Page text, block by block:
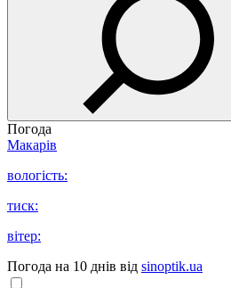
Погода
Макарів
вологість:
тиск:
вітер:
Погода на 10 днів від sinoptik.ua